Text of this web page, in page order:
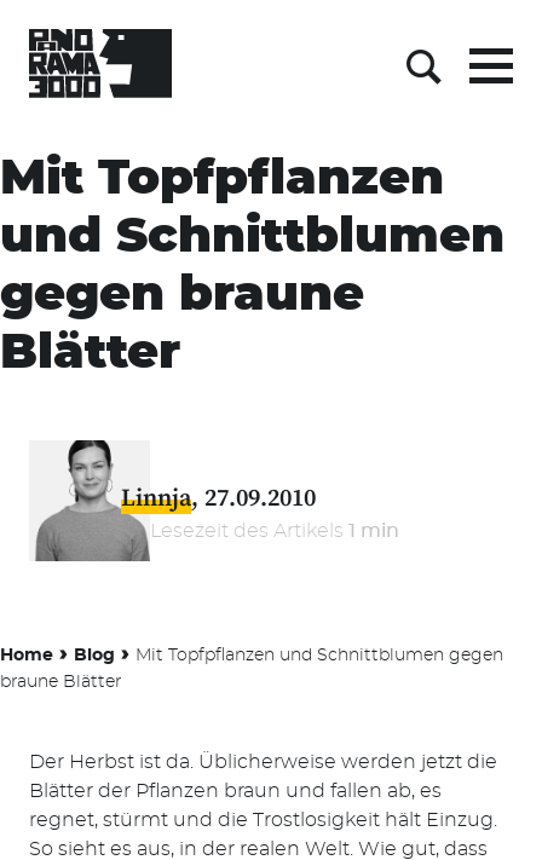
content
Menu
Mit Topfpflanzen
und Schnittblumen
gegen braune
Blätter
Linnja 27.09.2010
Lesezeit des Artikels 1 min
Home › Blog › Mit Topfpflanzen und Schnittblumen gegen
braune Blätter
Der Herbst ist da. Üblicherweise werden jetzt die
Blätter der Pflanzen braun und fallen ab, es
regnet, stürmt und die Trostlosigkeit hält Einzug.
So sieht es aus, in der realen Welt. Wie gut, dass